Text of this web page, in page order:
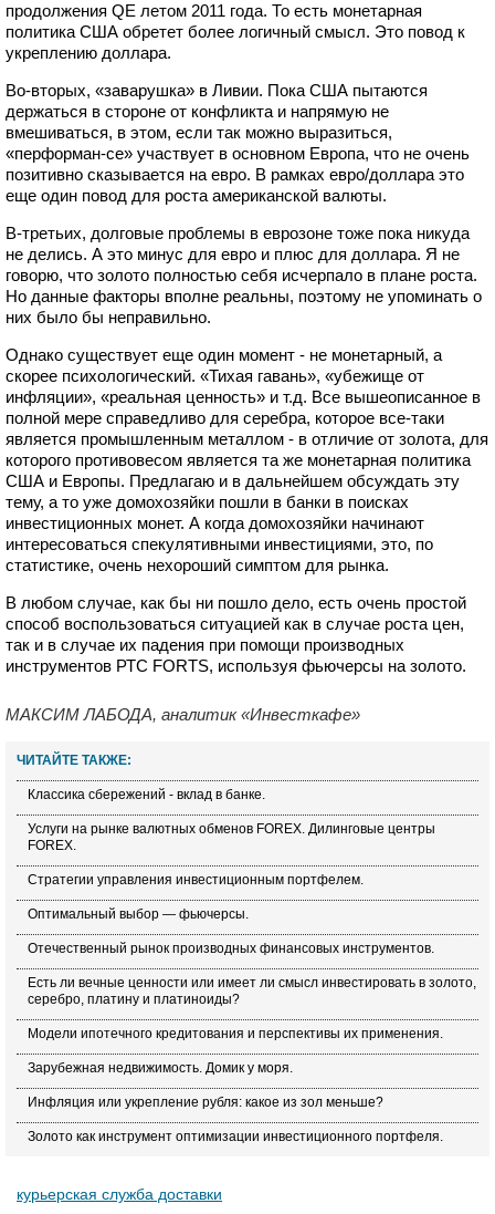
продолжения QE летом 2011 года. То есть монетарная
политика США обретет более логичный смысл. Это повод к
укреплению доллара.
Во-вторых, «заварушка» в Ливии. Пока США пытаются
держаться в стороне от конфликта и напрямую не
вмешиваться, в этом, если так можно выразиться,
«перформан-се» участвует в основном Европа, что не очень
позитивно сказывается на евро. В рамках евро/доллара это
еще один повод для роста американской валюты.
В-третьих, долговые проблемы в еврозоне тоже пока никуда
не делись. А это минус для евро и плюс для доллара. Я не
говорю, что золото полностью себя исчерпало в плане роста.
Но данные факторы вполне реальны, поэтому не упоминать о
них было бы неправильно.
Однако существует еще один момент - не монетарный, а
скорее психологический. «Тихая гавань», «убежище от
инфляции», «реальная ценность» и т.д. Все вышеописанное в
полной мере справедливо для серебра, которое все-таки
является промышленным металлом - в отличие от золота, для
которого противовесом является та же монетарная политика
США и Европы. Предлагаю и в дальнейшем обсуждать эту
тему, а то уже домохозяйки пошли в банки в поисках
инвестиционных монет. А когда домохозяйки начинают
интересоваться спекулятивными инвестициями, это, по
статистике, очень нехороший симптом для рынка.
В любом случае, как бы ни пошло дело, есть очень простой
способ воспользоваться ситуацией как в случае роста цен,
так и в случае их падения при помощи производных
инструментов РТС FORTS, используя фьючерсы на золото.
МАКСИМ ЛАБОДА, аналитик «Инвесткафе»
ЧИТАЙТЕ ТАКЖЕ:
Классика сбережений - вклад в банке.
Услуги на рынке валютных обменов FOREX. Дилинговые центры
FOREX.
Стратегии управления инвестиционным портфелем.
Оптимальный выбор — фьючерсы.
Отечественный рынок производных финансовых инструментов.
Есть ли вечные ценности или имеет ли смысл инвестировать в золото,
серебро, платину и платиноиды?
Модели ипотечного кредитования и перспективы их применения.
Зарубежная недвижимость. Домик у моря.
Инфляция или укрепление рубля: какое из зол меньше?
Золото как инструмент оптимизации инвестиционного портфеля.
курьерская служба доставки